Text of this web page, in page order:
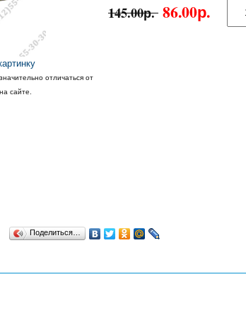
отличаться от
сайте.
145.00р. 86.00р.
Поделиться…